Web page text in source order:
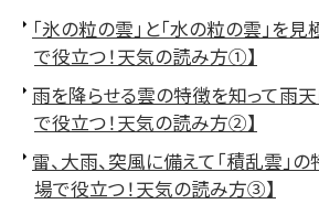
「氷の粒の雲」と「水の粒の雲」を
で役立つ！天気の読み方①】
雨を降らせる雲の特徴を知って雨
で役立つ！天気の読み方②】
雷、大雨、突風に備えて「積乱雲」
場で役立つ！天気の読み方③】